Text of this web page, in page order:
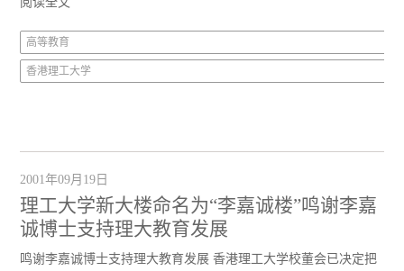
高等教育
香港理工大学
2001年09月19日
理工大学新大楼命名为“李嘉诚楼”鸣谢李嘉
诚博士支持理大教育发展
鸣谢李嘉诚博士支持理大教育发展 香港理工大学校董会已决定把